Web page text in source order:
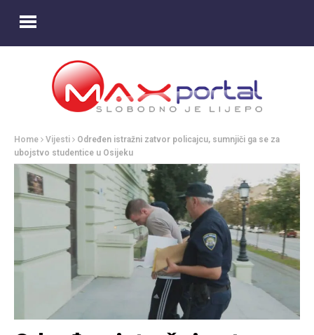
Home Vijesti
Određen istražni zatvor policajcu, sumnjiči ga se za
ubojstvo studentice u Osijeku